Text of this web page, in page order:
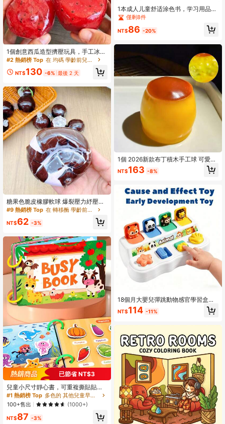
1個創意西瓜造型擠壓玩具，手工冰淇
淋質感，清脆ASMR聲音，慢回彈紓
壓，西瓜冰球沙擠壓玩具，緩解焦
慮，ADHD/自閉症指尖玩具，紓壓玩
#2 熱銷榜 Top 在 均碼 學齡前兒童玩具
NT$130 -6% 最後 2 天
糖果色脆皮橡膠軟球 爆裂壓力紓壓玩
具 上癮 TPR 焦慮緩解玩具 適合青少
年與成人使用的桌面玩具
#9 熱銷榜 Top 在 轉移酶 學齡前兒童玩具
NT$62 -3%
已節省 NT$3
兒童小尺寸靜心書，可重複撕貼貼紙
書，魔鬼氈對對樂拼圖玩具，啟蒙教
育忙碌書，早教拼圖玩具（產品需自
行組裝）
#1 熱銷榜 Top
多色的 其他兒童早期發展和活動玩具
100+售出
(1000+)
NT$87 -3%
1本成人儿童舒适涂色书，学习用品，
玩具，返校必备，简约大胆设计，放
松涂色，圣诞节，万圣节，生日礼
物，儿童节，学生用品，返校用品
僅剩8件
NT$86 -20%
1個 2026新款布丁積木手工球 可愛外
觀 揉捏超紓壓療癒 兒童紓壓捏捏球
兒童與青少年生日禮物
NT$163 -8%
18個月大嬰兒彈跳動物感官學習盒，
增強邏輯與記憶能力，培養精細動作
技能與手眼協調，便攜玩具，絕佳節
NT$114 -11%